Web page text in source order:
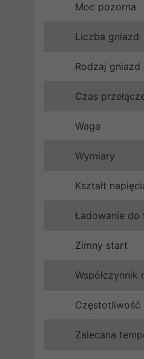
Moc pozorna
Liczba gniazd
Rodzaj gniazd
Czas
Waga
Wymiary
Kształt
Ładowanie do
Zimny start
Współczynnik
Częstotliwość
Zalecana